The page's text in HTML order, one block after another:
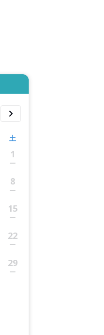
土
1
8
15
22
29